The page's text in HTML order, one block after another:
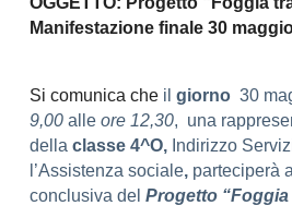
Manifestazione finale 30
Si comunica che il giorno 30
9,00 alle ore 12,30, una
della classe 4^O, Indirizzo
l’Assistenza sociale, parteciperà
conclusiva del Progetto